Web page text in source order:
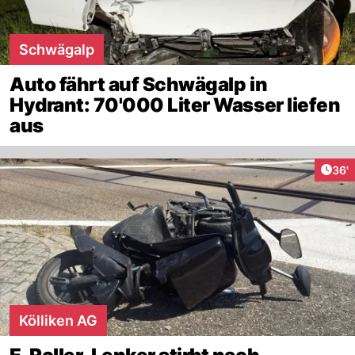
Schwägalp
Auto fährt auf Schwägalp in
Hydrant: 70'000 Liter Wasser liefen
aus
36'
Kölliken AG